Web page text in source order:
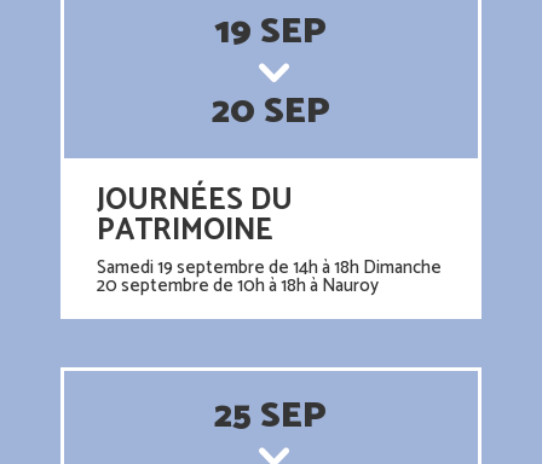
19 SEP
20 SEP
JOURNÉES DU
PATRIMOINE
Samedi 19 septembre de 14h à 18h Dimanche
20 septembre de 10h à 18h à Nauroy
25 SEP